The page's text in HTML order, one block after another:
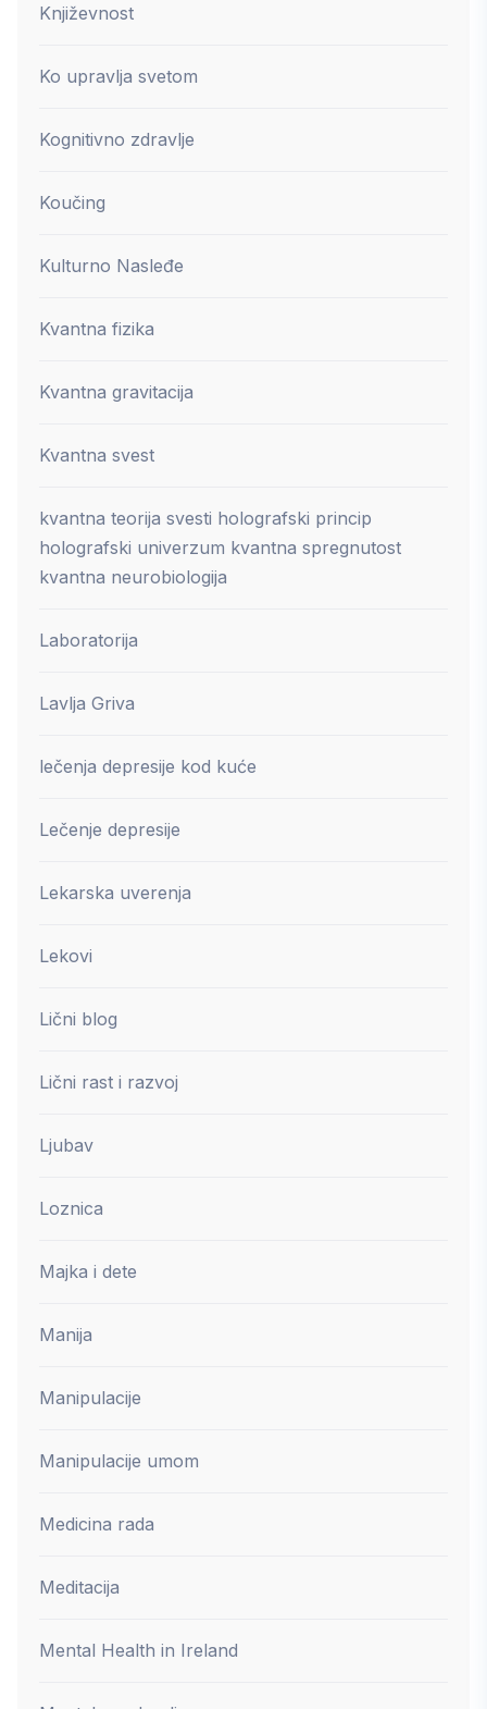
Književnost
Ko upravlja svetom
Kognitivno zdravlje
Koučing
Kulturno Nasleđe
Kvantna fizika
Kvantna gravitacija
Kvantna svest
kvantna teorija svesti holografski princip
holografski univerzum kvantna spregnutost
kvantna neurobiologija
Laboratorija
Lavlja Griva
lečenja depresije kod kuće
Lečenje depresije
Lekarska uverenja
Lekovi
Lični blog
Lični rast i razvoj
Ljubav
Loznica
Majka i dete
Manija
Manipulacije
Manipulacije umom
Medicina rada
Meditacija
Mental Health in Ireland